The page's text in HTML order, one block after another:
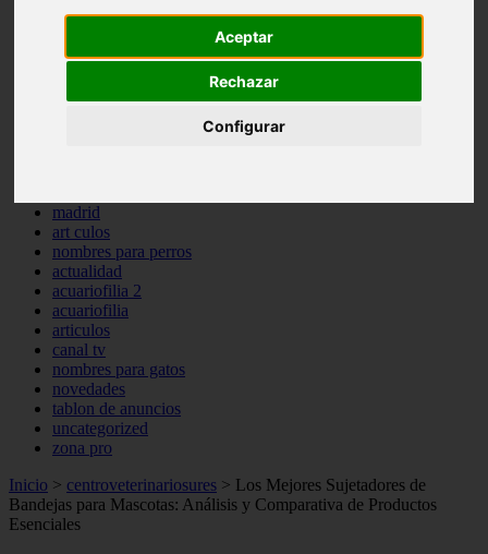
Aceptar
Rechazar
Configurar
cr a
especies invasoras
madrid
art culos
nombres para perros
actualidad
acuariofilia 2
acuariofilia
articulos
canal tv
nombres para gatos
novedades
tablon de anuncios
uncategorized
zona pro
Inicio > centroveterinariosures > Los Mejores Sujetadores de
Bandejas para Mascotas: Análisis y Comparativa de Productos
Esenciales